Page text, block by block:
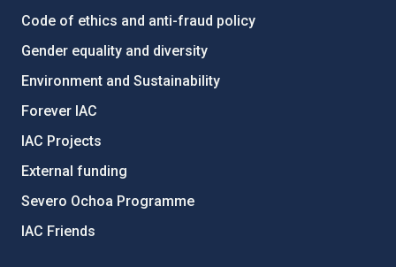
Code of ethics and anti-fraud policy
Gender equality and diversity
Environment and Sustainability
Forever IAC
IAC Projects
External funding
Severo Ochoa Programme
IAC Friends